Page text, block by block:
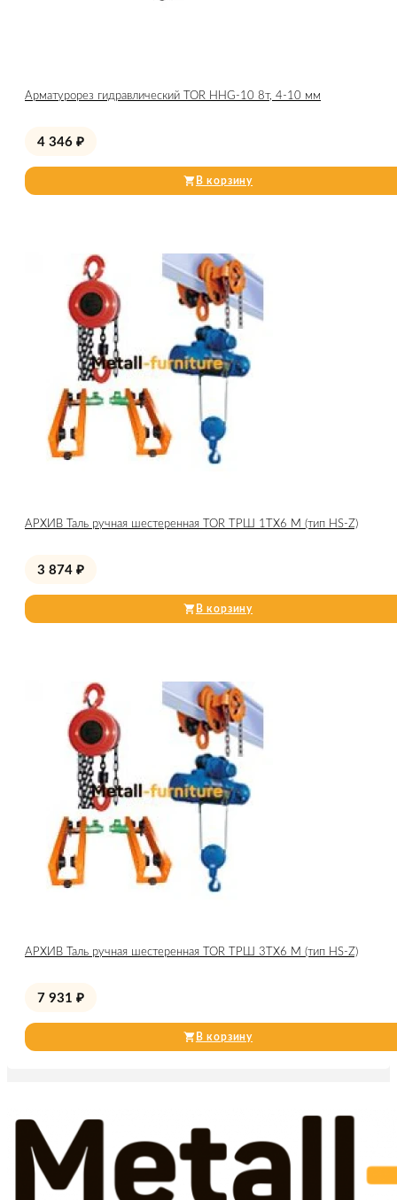
Арматурорез гидравлический TOR HHG-10 8т, 4-10 мм
4 346 ₽
В корзину
АРХИВ Таль ручная шестеренная TOR ТРШ 1ТХ6 М (тип HS-Z)
3 874 ₽
В корзину
АРХИВ Таль ручная шестеренная TOR ТРШ 3ТХ6 М (тип HS-Z)
7 931 ₽
В корзину